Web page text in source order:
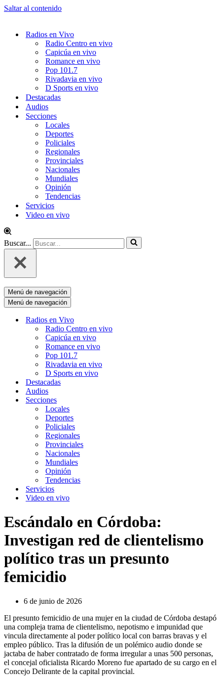
Saltar al contenido
Radios en Vivo
Radio Centro en vivo
Capicúa en vivo
Romance en vivo
Pop 101.7
Rivadavia en vivo
D Sports en vivo
Destacadas
Audios
Secciones
Locales
Deportes
Policiales
Regionales
Provinciales
Nacionales
Mundiales
Opinión
Tendencias
Servicios
Video en vivo
Buscar...
Menú de navegación
Menú de navegación
Radios en Vivo
Radio Centro en vivo
Capicúa en vivo
Romance en vivo
Pop 101.7
Rivadavia en vivo
D Sports en vivo
Destacadas
Audios
Secciones
Locales
Deportes
Policiales
Regionales
Provinciales
Nacionales
Mundiales
Opinión
Tendencias
Servicios
Video en vivo
Escándalo en Córdoba:
Investigan red de clientelismo
político tras un presunto
femicidio
6 de junio de 2026
El presunto femicidio de una mujer en la ciudad de Córdoba destapó
una compleja trama de clientelismo, nepotismo e impunidad que
vincula directamente al poder político local con barras bravas y el
empleo público. Tras la difusión de un polémico audio donde se
jactaba de haber contratado de forma irregular a unas 500 personas,
el concejal oficialista Ricardo Moreno fue apartado de su cargo en el
Concejo Delirante de la capital provincial.